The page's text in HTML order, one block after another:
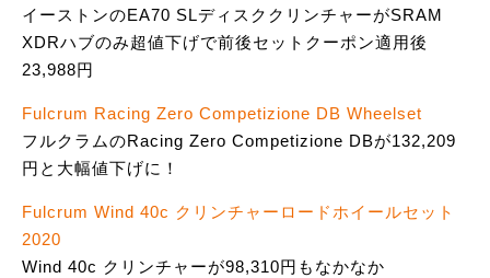
イーストンのEA70 SLディスククリンチャーがSRAM
XDRハブのみ超値下げで前後セットクーポン適用後
23,988円
Fulcrum Racing Zero Competizione DB Wheelset
フルクラムのRacing Zero Competizione DBが132,209
円と大幅値下げに！
Fulcrum Wind 40c クリンチャーロードホイールセット
2020
Wind 40c クリンチャーが98,310円もなかなか